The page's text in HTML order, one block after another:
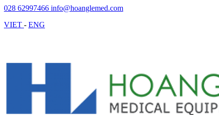
028 62997466 info@hoanglemed.com
VIET - ENG